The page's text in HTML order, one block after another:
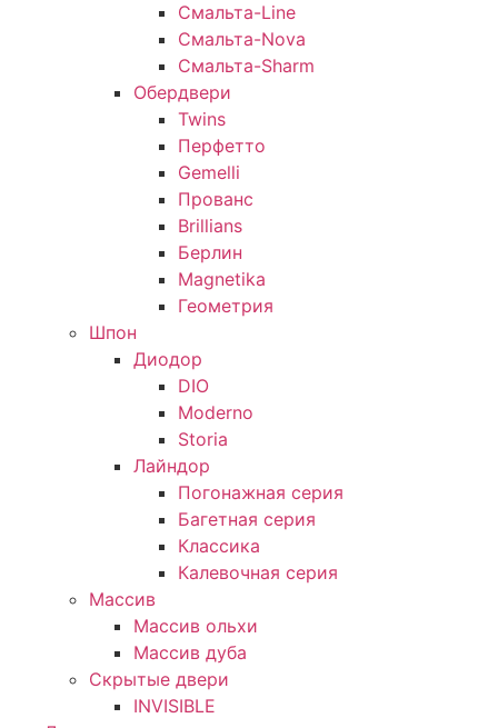
Смальта-Line
Смальта-Nova
Смальта-Sharm
Обердвери
Twins
Перфетто
Gemelli
Прованс
Brillians
Берлин
Magnetika
Геометрия
Шпон
Диодор
DIO
Moderno
Storia
Лайндор
Погонажная серия
Багетная серия
Классика
Калевочная серия
Массив
Массив ольхи
Массив дуба
Скрытые двери
INVISIBLE